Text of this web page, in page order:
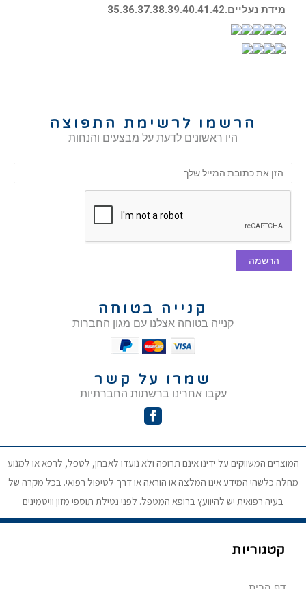
מידת נעליים.35.36.37.38.39.40.41.42
הרשמו לרשימת התפוצה
היו ראשונים לדעת על מבצעים והנחות
הרשמה
קנייה בטוחה
קנייה בטוחה אצלנו עם מגון החברות
שמרו על קשר
עקבו אחרינו ברשתות החברתיות
המוצרים המשווקים על ידינו אינם תרופה ולא נועדו לאבחן, לטפל, לרפא או למנוע
מחלה כלשהי המידע אינו המלצה או הוראה או דרך לטיפול רפואי. בכל מקרה של
בעיה רפואית יש להיוועץ ברופא המטפל. לפני נטילת תוספי מזון וויטמינים
קטגוריות